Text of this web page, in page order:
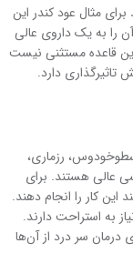
مثال عود کندر این
را به یک داروی عالی
قاعده مستثنی نیست
دارد.
رزماری،
عالی هستند. برای
کار را انجام دهند.
به استراحت دارند.
درمان سر درد از آن‌ها